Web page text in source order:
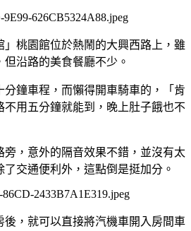
」桃園館位於熱鬧的大興西路上，雖
沿路的美食餐廳不少。
分鐘車程，而懶得開車騎車的，「肯
不用五分鐘就能到，晚上肚子餓也不
旁，意外的隔音效果不錯，並沒有太
交通便利外，這點倒是挺加分。
後，就可以直接將汽機車開入房間車